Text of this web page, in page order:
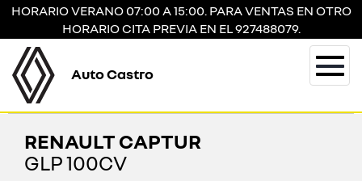
HORARIO VERANO 07:00 A 15:00. PARA VENTAS EN OTRO
HORARIO CITA PREVIA EN EL 927488079.
Auto Castro
RENAULT CAPTUR
GLP 100CV